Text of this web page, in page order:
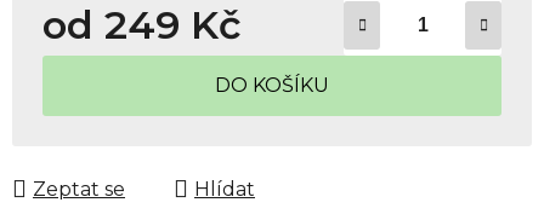
od 249 Kč
Měrná cena:
DO KOŠÍKU
Zeptat se Hlídat